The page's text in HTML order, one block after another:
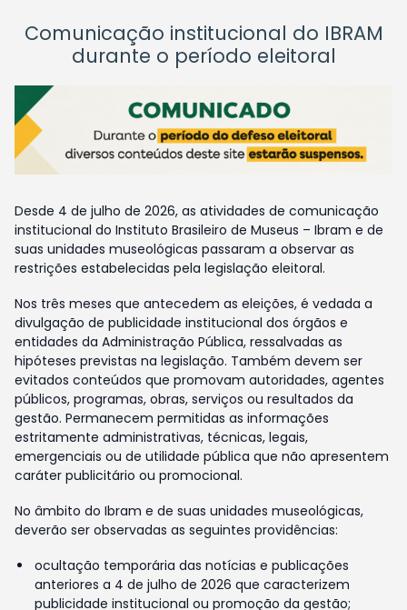
Comunicação institucional do IBRAM
durante o período eleitoral
Desde 4 de julho de 2026, as atividades de comunicação
institucional do Instituto Brasileiro de Museus – Ibram e de
suas unidades museológicas passaram a observar as
restrições estabelecidas pela legislação eleitoral.
Nos três meses que antecedem as eleições, é vedada a
divulgação de publicidade institucional dos órgãos e
entidades da Administração Pública, ressalvadas as
hipóteses previstas na legislação. Também devem ser
evitados conteúdos que promovam autoridades, agentes
públicos, programas, obras, serviços ou resultados da
gestão. Permanecem permitidas as informações
estritamente administrativas, técnicas, legais,
emergenciais ou de utilidade pública que não apresentem
caráter publicitário ou promocional.
No âmbito do Ibram e de suas unidades museológicas,
deverão ser observadas as seguintes providências:
ocultação temporária das notícias e publicações
anteriores a 4 de julho de 2026 que caracterizem
publicidade institucional ou promoção da gestão;